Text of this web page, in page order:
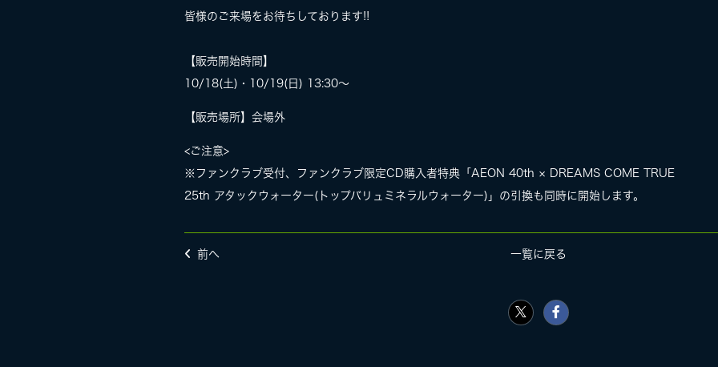
皆様のご来場をお待ちしております!!
【販売開始時間】
10/18(土)・10/19(日) 13:30〜
【販売場所】会場外
<ご注意>
※ファンクラブ受付、ファンクラブ限定CD購入者特典「AEON 40th × DREAMS COME TRUE
25th アタックウォーター(トップバリュミネラルウォーター)」の引換も同時に開始します。
前へ 一覧に戻る